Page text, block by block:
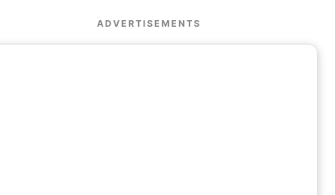
ADVERTISEMENTS